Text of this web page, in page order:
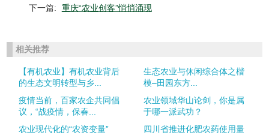
下一篇:
重庆“农业创客”悄悄涌现
相关推荐
【有机农业】有机农业背后
的生态文明转型与乡...
生态农业与休闲综合体之楷
模–田园东方...
疫情当前，百家农企共同倡
议，“战疫情，保春...
农业领域华山论剑，你是属
于哪一派武功？
农业现代化的“农资变量”
四川省推进化肥农药使用量